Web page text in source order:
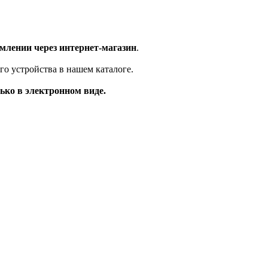
через интернет-магазин.
устройства в нашем каталоге.
в электронном виде.